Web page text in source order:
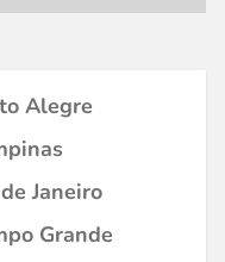
Alegre
Janeiro
Grande